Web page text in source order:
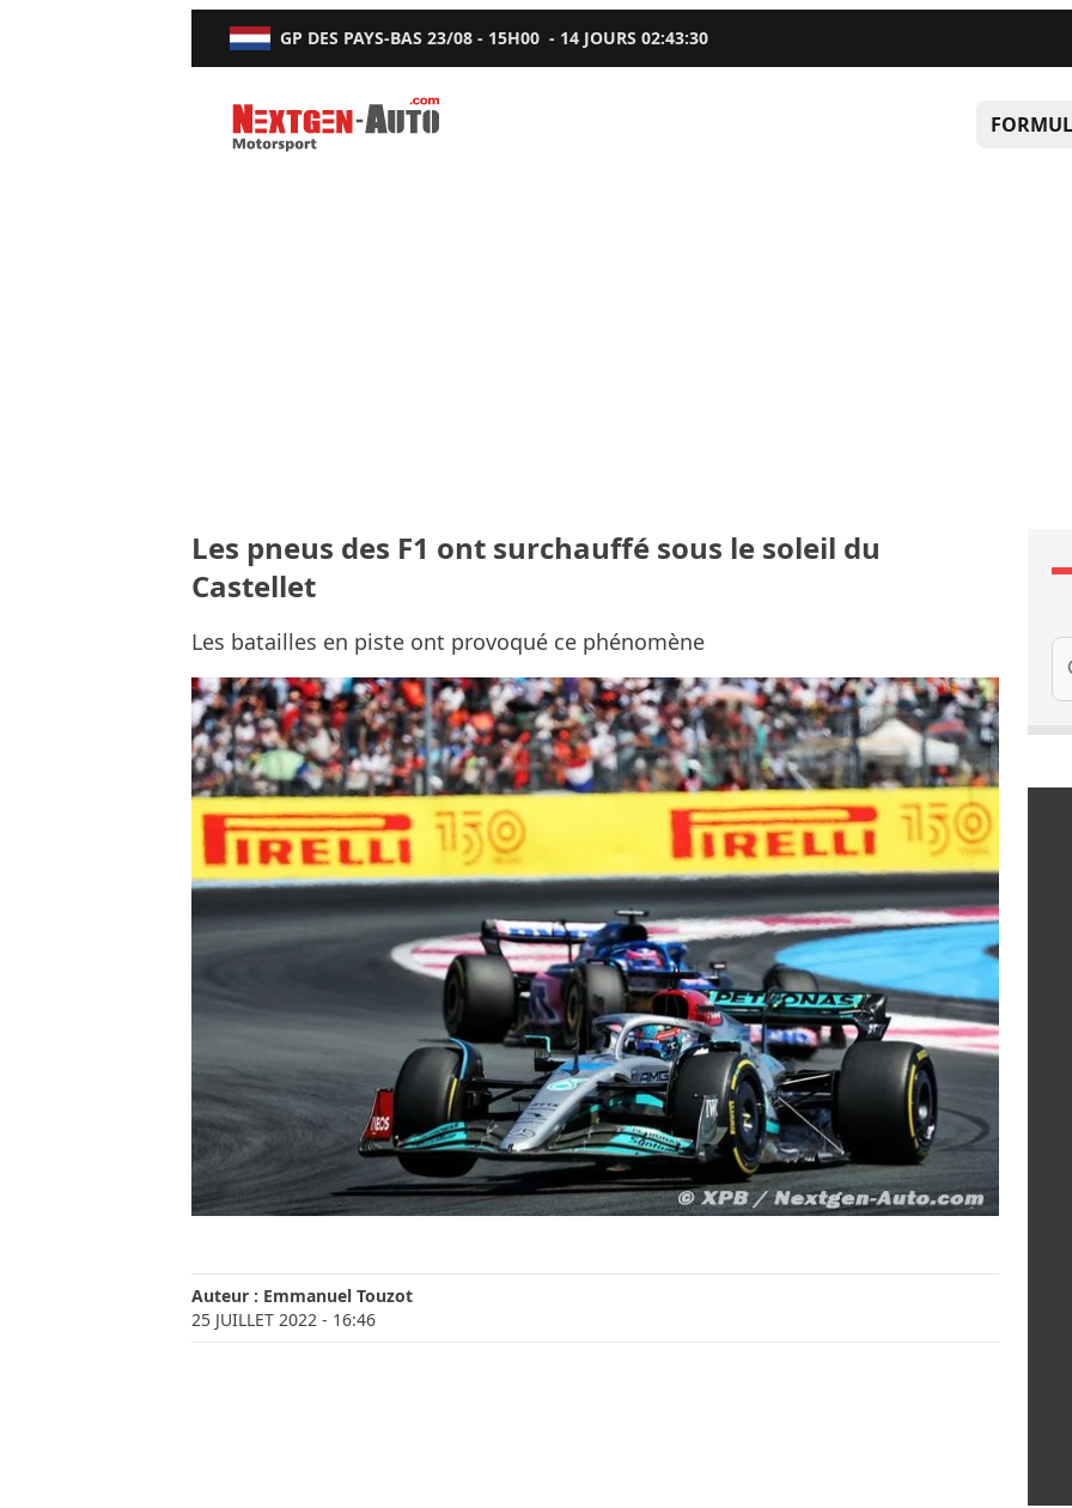
GP DES PAYS-BAS 23/08 - 15H00 - 14 JOURS02:43:29
Nextgen-Auto.com
Les pneus des F1 ont surchauffé sous le soleil du
Castellet
Les batailles en piste ont provoqué ce phénomène
Auteur : Emmanuel Touzot
25 JUILLET 2022 - 16:46